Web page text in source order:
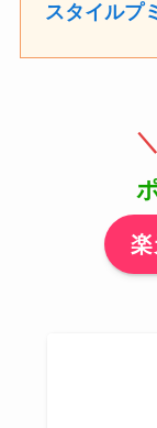
スタイルプ